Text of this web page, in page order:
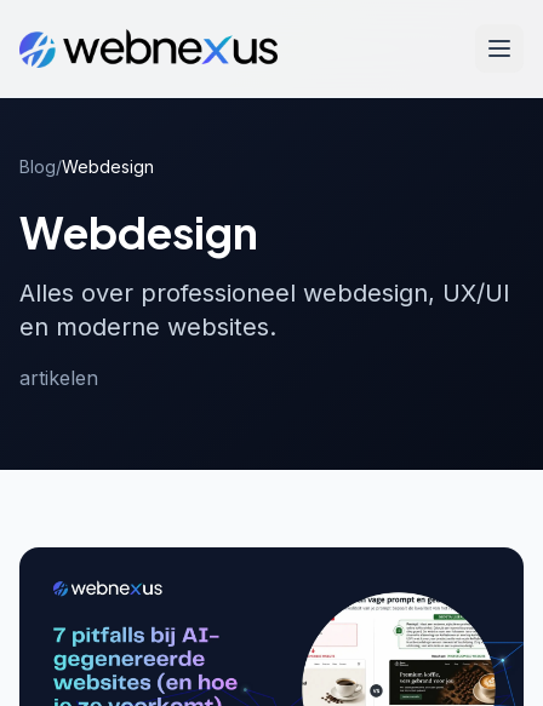
Blog/Webdesign
Webdesign
Alles over professioneel webdesign, UX/UI
en moderne websites.
artikelen